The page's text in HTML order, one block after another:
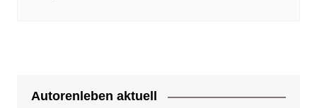
Autorenleben aktuell